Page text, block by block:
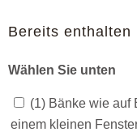
Bereits enthalten
Wählen Sie unten
(1) Bänke wie auf
einem kleinen